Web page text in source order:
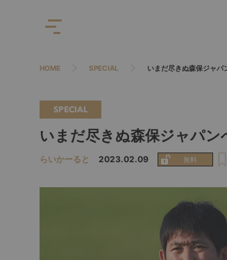
HOME SPECIAL いまだ尽きぬ森保ジャ
SPECIAL
いまだ尽きぬ森保ジャパ
らいかーると 2023.02.09